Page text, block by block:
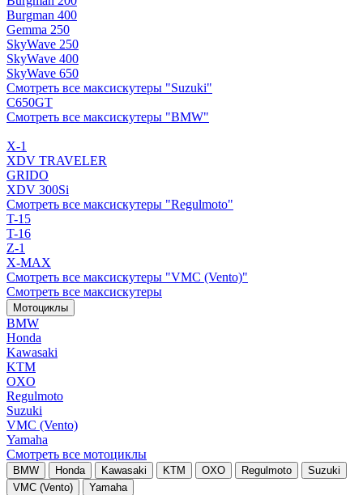
Burgman 400
Gemma 250
SkyWave 250
SkyWave 400
SkyWave 650
Смотреть все максискутеры "Suzuki"
C650GT
Смотреть все максискутеры "BMW"
X-1
XDV TRAVELER
GRIDO
XDV 300Si
Смотреть все максискутеры "Regulmoto"
T-15
T-16
Z-1
X-MAX
Смотреть все максискутеры "VMC (Vento)"
Смотреть все максискутеры
Мотоциклы
BMW
Honda
Kawasaki
KTM
OXO
Regulmoto
Suzuki
VMC (Vento)
Yamaha
Смотреть все мотоциклы
BMW Honda Kawasaki KTM OXO Regulmoto
Suzuki
VMC (Vento)
Yamaha